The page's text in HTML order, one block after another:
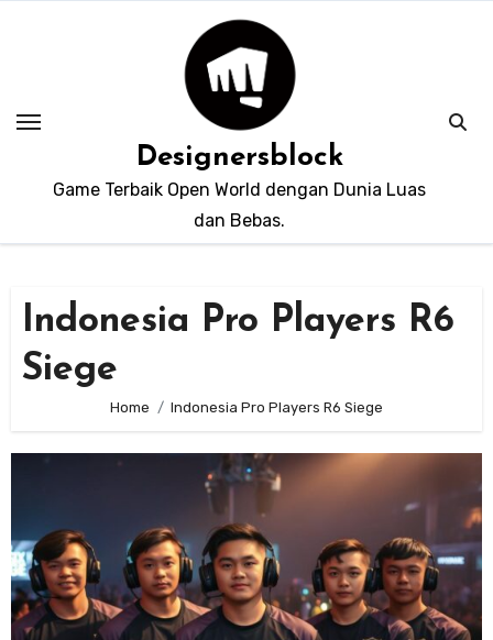
Designersblock
Game Terbaik Open World dengan Dunia Luas
dan Bebas.
Indonesia Pro Players R6
Siege
Home Indonesia Pro Players R6 Siege